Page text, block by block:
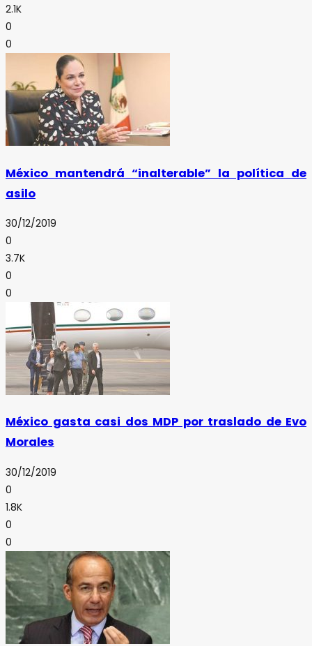
2.1K
0
0
México mantendrá “inalterable” la política de
asilo
30/12/2019
0
3.7K
0
0
México gasta casi dos MDP por traslado de Evo
Morales
30/12/2019
0
1.8K
0
0